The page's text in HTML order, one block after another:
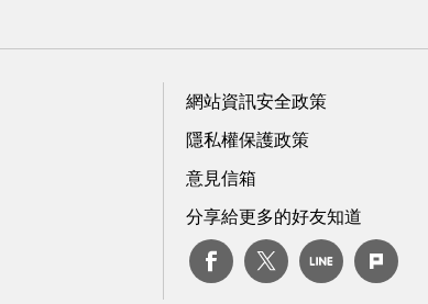
網站資訊安全政策
隱私權保護政策
意見信箱
分享給更多的好友知道